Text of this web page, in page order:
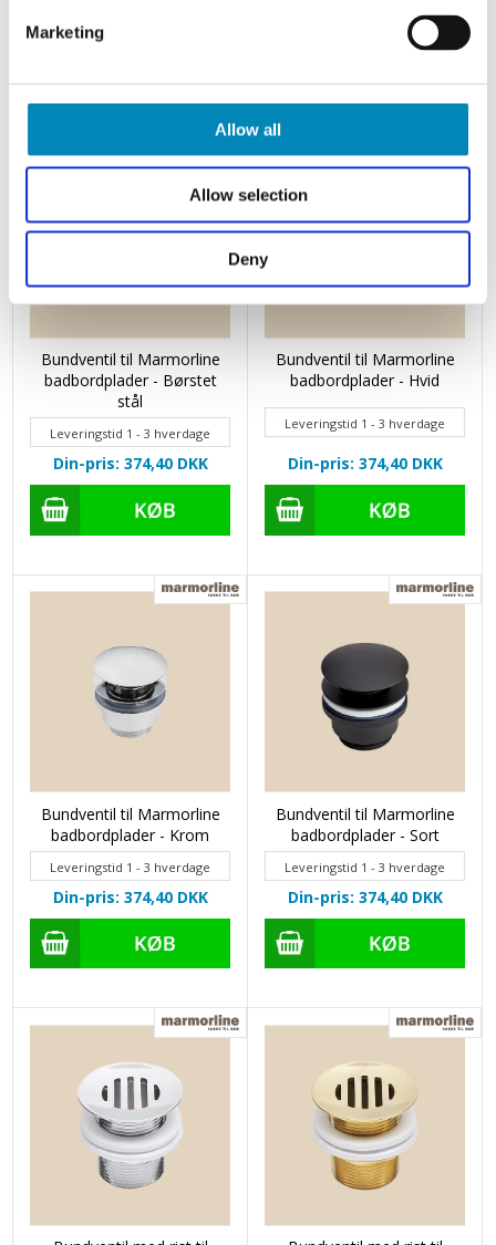
Marketing
Allow all
Allow selection
Deny
Bundventil til Marmorline
badbordplader - Børstet
stål
Leveringstid 1 - 3 hverdage
Din-pris: 374,40 DKK
Bundventil til Marmorline
badbordplader - Hvid
Leveringstid 1 - 3 hverdage
Din-pris: 374,40 DKK
Bundventil til Marmorline
badbordplader - Krom
Leveringstid 1 - 3 hverdage
Din-pris: 374,40 DKK
Bundventil til Marmorline
badbordplader - Sort
Leveringstid 1 - 3 hverdage
Din-pris: 374,40 DKK